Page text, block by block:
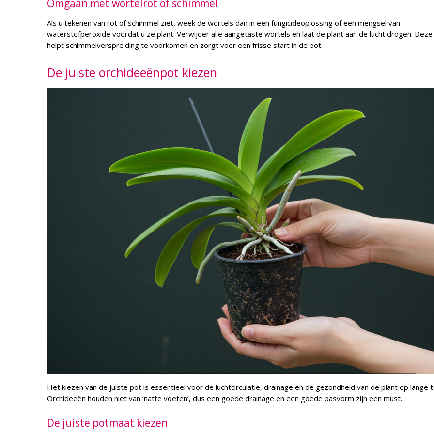
Omgaan met wortelrot of schimmel
Als u tekenen van rot of schimmel ziet, week de wortels dan in een fungicideoplossing of een mengsel van
waterstofperoxide voordat u ze plant. Verwijder alle aangetaste wortels en laat de plant aan de lucht drogen.
helpt schimmelverspreiding te voorkomen en zorgt voor een frisse start in de pot.
De juiste orchideeënpot kiezen
Het kiezen van de juiste pot is essentieel voor de luchtcirculatie, drainage en de gezondheid van de plant op lange
Orchideeën houden niet van ‘natte voeten’, dus een goede drainage en een goede pasvorm zijn een must.
De juiste potmaat kiezen